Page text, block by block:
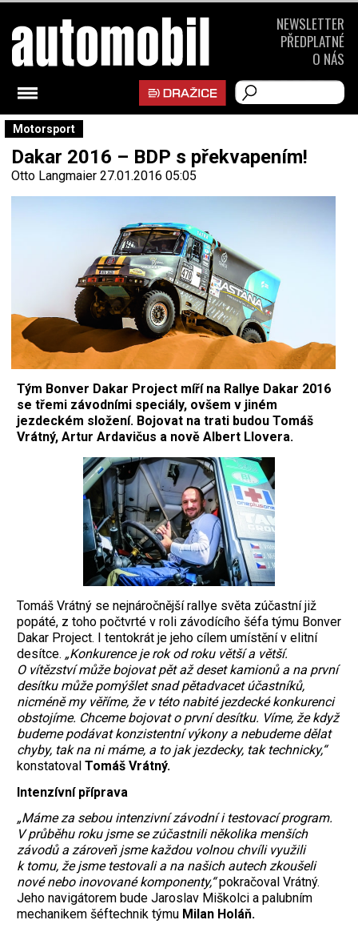
Motorsport
Dakar 2016 – BDP s překvapením!
Otto Langmaier 27.01.2016 05:05
Tým Bonver Dakar Project míří na Rallye Dakar 2016
se třemi závodními speciály, ovšem v jiném
jezdeckém složení. Bojovat na trati budou Tomáš
Vrátný, Artur Ardavičus a nově Albert Llovera.
Tomáš Vrátný se nejnáročnější rallye světa zúčastní již
popáté, z toho počtvrté v roli závodícího šéfa týmu Bonver
Dakar Project. I tentokrát je jeho cílem umístění v elitní
desítce. „Konkurence je rok od roku větší a větší.
O vítězství může bojovat pět až deset kamionů a na první
desítku může pomýšlet snad pětadvacet účastníků,
nicméně my věříme, že v této nabité jezdecké konkurenci
obstojíme. Chceme bojovat o první desítku. Víme, že když
budeme podávat konzistentní výkony a nebudeme dělat
chyby, tak na ni máme, a to jak jezdecky, tak technicky,“
konstatoval Tomáš Vrátný.
Intenzívní příprava
„Máme za sebou intenzivní závodní i testovací program.
V průběhu roku jsme se zúčastnili několika menších
závodů a zároveň jsme každou volnou chvíli využili
k tomu, že jsme testovali a na našich autech zkoušeli
nové nebo inovované komponenty,“pokračoval Vrátný.
Jeho navigátorem bude Jaroslav Miškolci a palubním
mechanikem šéftechnik týmu Milan Holáň.
NEWSLETTER
PŘEDPLATNÉ
O NÁS